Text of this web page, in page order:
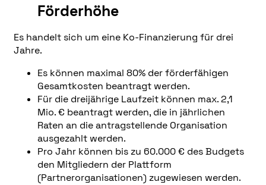
Förderhöhe
Es handelt sich um eine Ko-Finanzierung für drei
Jahre.
Es können maximal 80% der förderfähigen
Gesamtkosten beantragt werden.
Für die dreijährige Laufzeit können max. 2,1
Mio. € beantragt werden, die in jährlichen
Raten an die antragstellende Organisation
ausgezahlt werden.
Pro Jahr können bis zu 60.000 € des Budgets
den Mitgliedern der Plattform
(Partnerorganisationen) zugewiesen werden.